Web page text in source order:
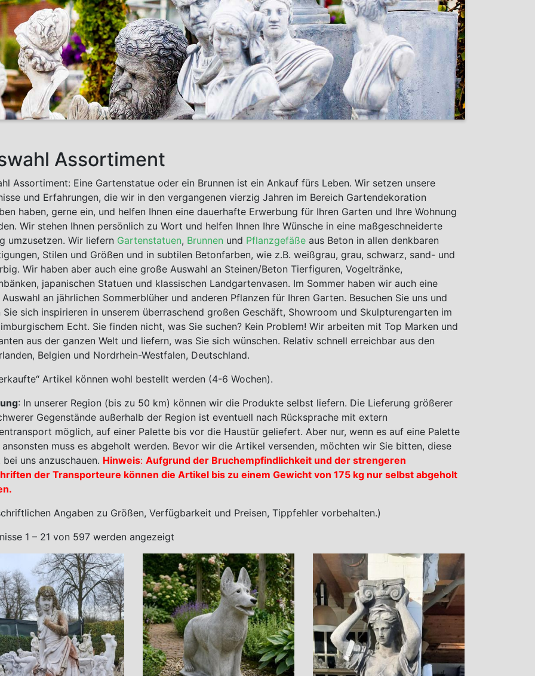
Assortiment
Assortiment: Eine Gartenstatue oder ein Brunnen ist ein Ankauf fürs Leben. Wir setzen unsere
und Erfahrungen, die wir in den vergangenen vierzig Jahren im Bereich Gartendekoration
haben, gerne ein, und helfen Ihnen eine dauerhafte Erwerbung für Ihren Garten und Ihre Wohnung
Wir stehen Ihnen persönlich zu Wort und helfen Ihnen Ihre Wünsche in eine maßgeschneiderte
umzusetzen. Wir liefern Gartenstatuen, Brunnen und Pflanzgefäße aus Beton in allen denkbaren
Stilen und Größen und in subtilen Betonfarben, wie z.B. weißgrau, grau, schwarz, sand- und
Wir haben aber auch eine große Auswahl an Steinen/Beton Tierfiguren, Vogeltränke,
japanischen Statuen und klassischen Landgartenvasen. Im Sommer haben wir auch eine
an jährlichen Sommerblüher und anderen Pflanzen für Ihren Garten. Besuchen Sie uns und
Sie sich inspirieren in unserem überraschend großen Geschäft, Showroom und Skulpturengarten im
Echt. Sie finden nicht, was Sie suchen? Kein Problem! Wir arbeiten mit Top Marken und
aus der ganzen Welt und liefern, was Sie sich wünschen. Relativ schnell erreichbar aus den
Belgien und Nordrhein-Westfalen, Deutschland.
Artikel können wohl bestellt werden (4-6 Wochen).
: In unserer Region (bis zu 50 km) können wir die Produkte selbst liefern. Die Lieferung größerer
Gegenstände außerhalb der Region ist eventuell nach Rücksprache mit extern
möglich, auf einer Palette bis vor die Haustür geliefert. Aber nur, wenn es auf eine Palette
ansonsten muss es abgeholt werden. Bevor wir die Artikel versenden, möchten wir Sie bitten, diese
uns anzuschauen. Hinweis: Aufgrund der Bruchempfindlichkeit und der strengeren
der Transporteure können die Artikel bis zu einem Gewicht von 175 kg nur selbst abgeholt
Angaben zu Größen, Verfügbarkeit und Preisen, Tippfehler vorbehalten.)
1 – 21 von 597 werden angezeigt